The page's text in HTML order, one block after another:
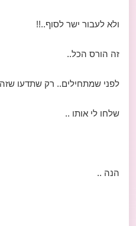
ולא לעבור ישר לסוף..!!
זה הורס הכל..
לפני שמתחילים.. רק שתדעו שזה
שלחו לי אותו ..
הנה ..